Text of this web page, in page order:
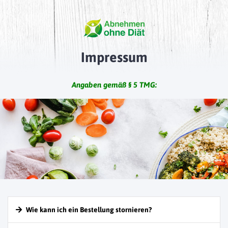
Impressum
Angaben gemäß § 5 TMG:
Wie kann ich ein Bestellung stornieren?